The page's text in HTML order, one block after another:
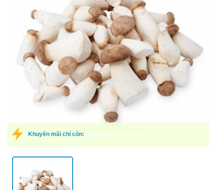
Khuyến mãi chỉ còn:Chương trình đã hết hạn
Mã giảm giá:
Ngày hết hạn: